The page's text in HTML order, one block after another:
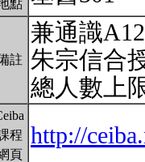
點
註
兼通識
朱宗信合
總人數上
程
頁
http://